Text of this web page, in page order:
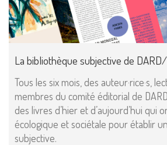
La bibliothèque subjective de
Tous les six mois, des auteur·rice·s,
membres du comité éditorial de
des livres d’hier et d’aujourd’hui qui
écologique et sociétale pour établir
subjective.